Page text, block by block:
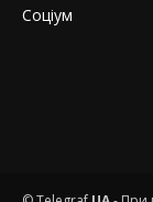
Соціум